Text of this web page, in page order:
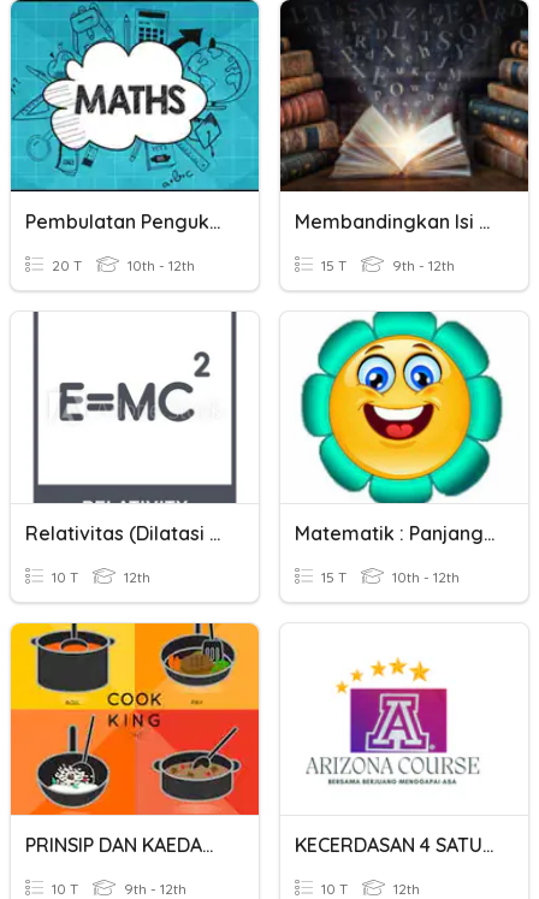
Pembulatan Pengukuran Panjang Dan Berat
20 T 10th - 12th
Membandingkan Isi Resensi
15 T 9th - 12th
Relativitas (dilatasi Waktu Dan Kontraksi Panjang)
10 T 12th
Matematik : Panjang, Jisim Dan Isipadu Cecair
15 T 10th - 12th
PRINSIP DAN KAEDAH MEMASAK
10 T 9th - 12th
KECERDASAN 4 SATUAN WAKTU DAN PANJANG
10 T 12th